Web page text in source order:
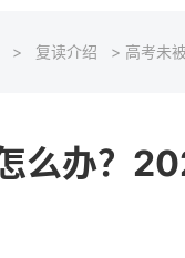
> 复读介绍 > 高考未
么办？